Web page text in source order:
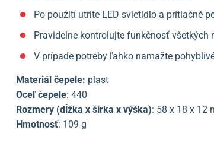
Po použití utrite LED svietidlo a prítlačné
Pravidelne kontrolujte funkčnosť všetkých
V prípade potreby ľahko namažte
Materiál čepele: plast
Oceľ čepele: 440
Rozmery (dĺžka x šírka x výška): 58 x 18 x 12
Hmotnosť: 109 g